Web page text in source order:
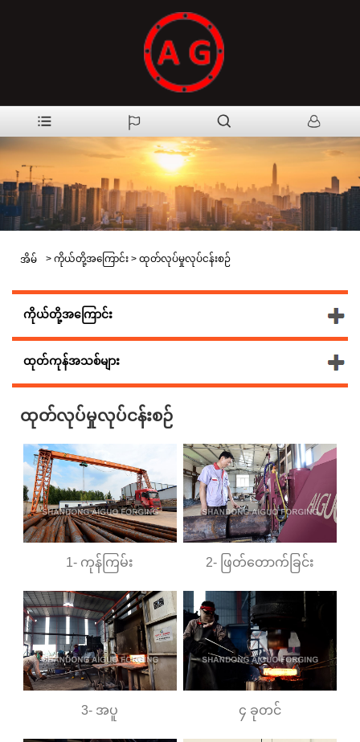
အိမ် > ကိုယ်တို့အကြောင်း > ထုတ်လုပ်မှုလုပ်ငန်းစဉ်
ကိုယ်တို့အကြောင်း
ထုတ်ကုန်အသစ်များ
ထုတ်လုပ်မှုလုပ်ငန်းစဉ်
1- ကုန်ကြမ်း 2- ဖြတ်တောက်ခြင်း
3- အပူ ၄ ခုတင်